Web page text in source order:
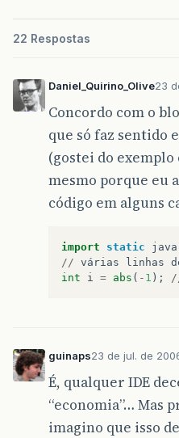
22 Respostas
Daniel_Quirino_Olive23
Concordo com o
que só faz sentido
(gostei do
mesmo porque eu
código em alguns
import static java
// várias linhas
int
i = abs ( - 1 );
guinaps23 de jul. de
É, qualquer IDE
“economia”… Mas
imagino que isso